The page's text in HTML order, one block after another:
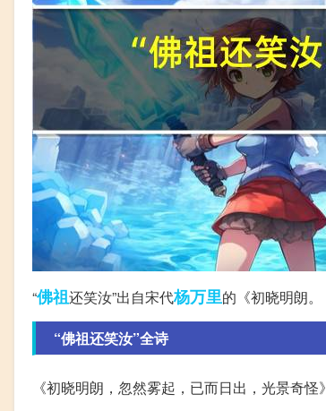
“佛祖还笑汝”出自宋代杨万里的《初晓明朗。
“佛祖还笑汝”全诗
《初晓明朗，忽然雾起，已而日出，光景奇怪》